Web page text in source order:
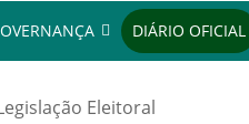
DIÁRIO OFICIAL
Eleitoral